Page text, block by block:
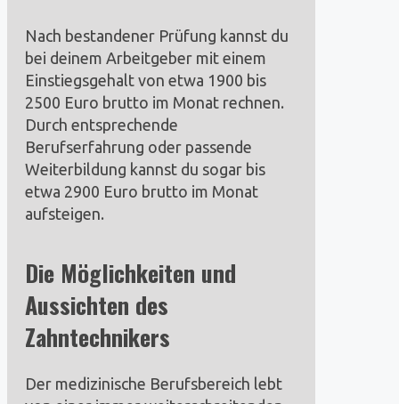
Nach bestandener Prüfung kannst du
bei deinem Arbeitgeber mit einem
Einstiegsgehalt von etwa 1900 bis
2500 Euro brutto im Monat rechnen.
Durch entsprechende
Berufserfahrung oder passende
Weiterbildung kannst du sogar bis
etwa 2900 Euro brutto im Monat
aufsteigen.
Die Möglichkeiten und
Aussichten des
Zahntechnikers
Der medizinische Berufsbereich lebt